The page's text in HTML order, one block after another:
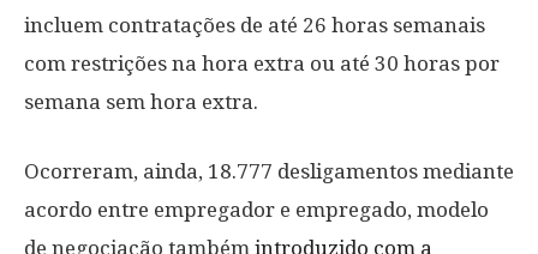
incluem contratações de até 26 horas semanais
com restrições na hora extra ou até 30 horas por
semana sem hora extra.
Ocorreram, ainda, 18.777 desligamentos mediante
acordo entre empregador e empregado, modelo
de negociação também introduzido com a